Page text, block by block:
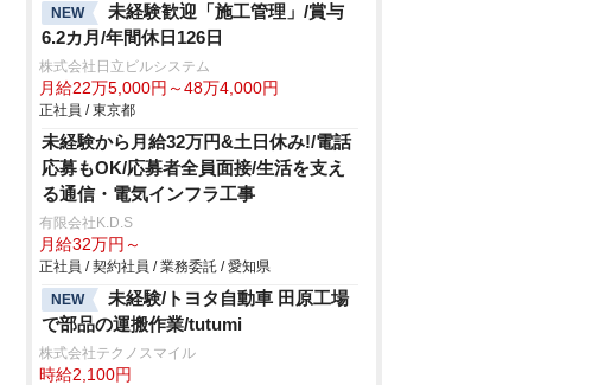
NEW
未経験歓迎「施工管理」/賞与
6.2カ月/年間休日126日
株式会社日立ビルシステム
月給22万5,000円～48万4,000円
正社員 / 東京都
未経験から月給32万円&土日休み!/電話
応募もOK/応募者全員面接/生活を支え
る通信・電気インフラ工事
有限会社K.D.S
月給32万円～
正社員 / 契約社員 / 業務委託 / 愛知県
NEW
未経験/トヨタ自動車 田原工場
で部品の運搬作業/tutumi
株式会社テクノスマイル
時給2,100円